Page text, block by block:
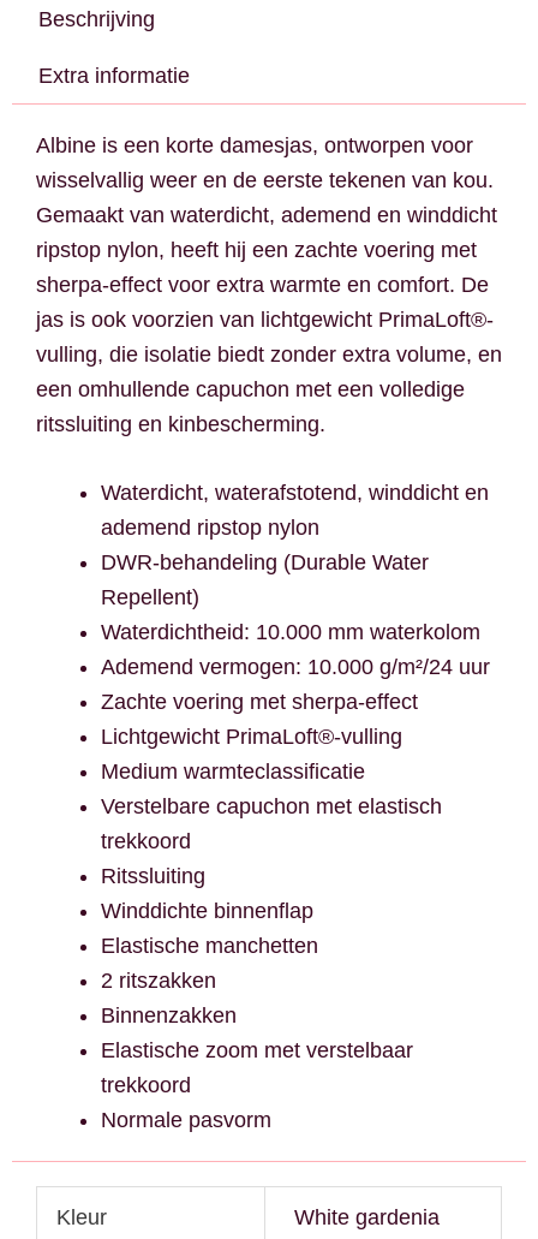
Beschrijving
Extra informatie
Albine is een korte damesjas, ontworpen voor
wisselvallig weer en de eerste tekenen van kou.
Gemaakt van waterdicht, ademend en winddicht
ripstop nylon, heeft hij een zachte voering met
sherpa-effect voor extra warmte en comfort. De
jas is ook voorzien van lichtgewicht PrimaLoft®-
vulling, die isolatie biedt zonder extra volume, en
een omhullende capuchon met een volledige
ritssluiting en kinbescherming.
Waterdicht, waterafstotend, winddicht en
ademend ripstop nylon
DWR-behandeling (Durable Water
Repellent)
Waterdichtheid: 10.000 mm waterkolom
Ademend vermogen: 10.000 g/m²/24 uur
Zachte voering met sherpa-effect
Lichtgewicht PrimaLoft®-vulling
Medium warmteclassificatie
Verstelbare capuchon met elastisch
trekkoord
Ritssluiting
Winddichte binnenflap
Elastische manchetten
2 ritszakken
Binnenzakken
Elastische zoom met verstelbaar
trekkoord
Normale pasvorm
Kleur White gardenia